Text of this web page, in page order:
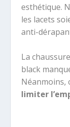
esthétique.
les lacets
anti-
La
black
Néanmoins,
limiter